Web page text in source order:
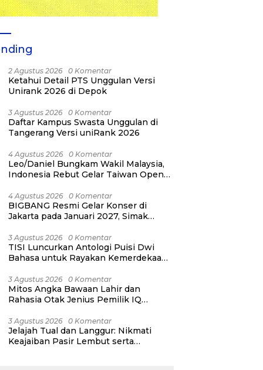
2 Agustus 2026 0 Komentar
Ketahui Detail PTS Unggulan Versi
Unirank 2026 di Depok
3 Agustus 2026 0 Komentar
Daftar Kampus Swasta Unggulan di
Tangerang Versi uniRank 2026
4 Agustus 2026 0 Komentar
Leo/Daniel Bungkam Wakil Malaysia,
Indonesia Rebut Gelar Taiwan Open
4 Agustus 2026 0 Komentar
BIGBANG Resmi Gelar Konser di
Jakarta pada Januari 2027, Simak
3 Agustus 2026 0 Komentar
TISI Luncurkan Antologi Puisi Dwi
Bahasa untuk Rayakan Kemerdekaan
3 Agustus 2026 0 Komentar
Mitos Angka Bawaan Lahir dan
Rahasia Otak Jenius Pemilik IQ
3 Agustus 2026 0 Komentar
Jelajah Tual dan Langgur: Nikmati
Keajaiban Pasir Lembut serta